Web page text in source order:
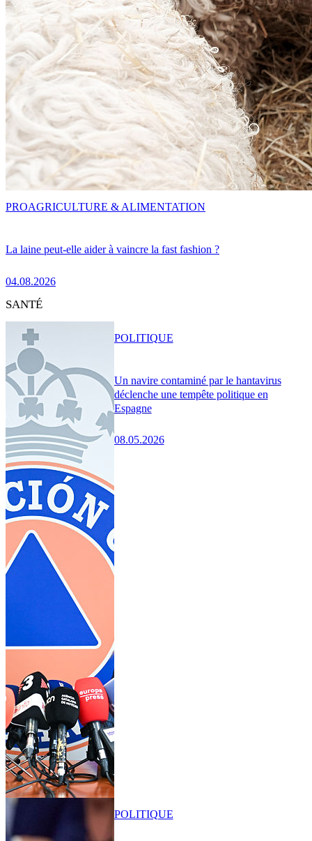
La laine peut-elle aider à vaincre la fast fashion ?
04.08.2026
PROAGRICULTURE & ALIMENTATION
SANTÉ
Un navire contaminé par le hantavirus
déclenche une tempête politique en
Espagne
08.05.2026
POLITIQUE
POLITIQUE